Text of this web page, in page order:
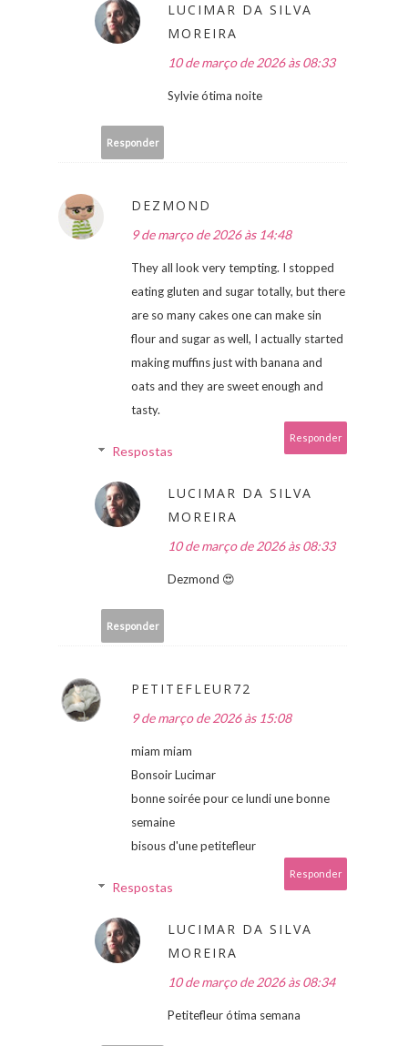
LUCIMAR DA SILVA
MOREIRA
10 de março de 2026 às 08:33
Sylvie ótima noite
Responder
DEZMOND
9 de março de 2026 às 14:48
They all look very tempting. I stopped
eating gluten and sugar totally, but there
are so many cakes one can make sin
flour and sugar as well, I actually started
making muffins just with banana and
oats and they are sweet enough and
tasty.
Responder
Respostas
LUCIMAR DA SILVA
MOREIRA
10 de março de 2026 às 08:33
Dezmond 😍
Responder
PETITEFLEUR72
9 de março de 2026 às 15:08
miam miam
Bonsoir Lucimar
bonne soirée pour ce lundi une bonne
semaine
bisous d'une petitefleur
Responder
Respostas
LUCIMAR DA SILVA
MOREIRA
10 de março de 2026 às 08:34
Petitefleur ótima semana